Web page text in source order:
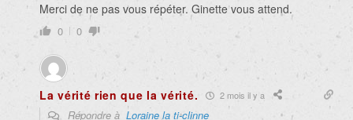
Merci de ne pas vous répéter. Ginette vous attend.
0 0
La vérité rien que la vérité. 2 mois il y a
Répondre à Loraine la ti-clinne